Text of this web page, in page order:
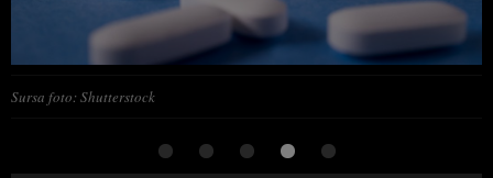
Sursa foto: Shutterstock